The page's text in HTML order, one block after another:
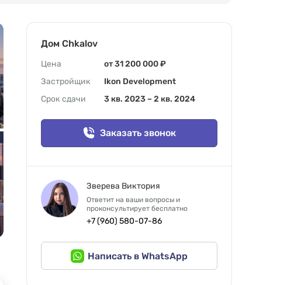
Дом Chkalov
Цена
от 31 200 000 ₽
Застройщик
Ikon Development
Срок сдачи
3 кв. 2023 – 2 кв. 2024
Заказать звонок
Зверева Виктория
Ответит на ваши вопросы и
проконсультирует бесплатно
+7 (960) 580-07-86
Написать в WhatsApp